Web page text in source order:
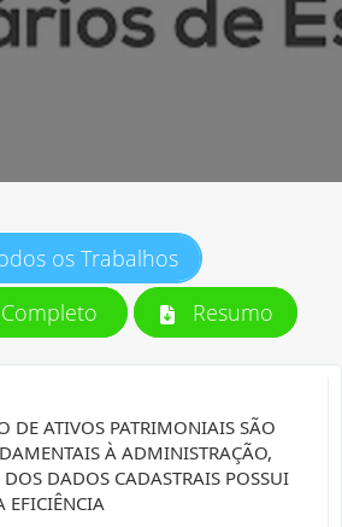
os Trabalhos
Resumo
DE ATIVOS PATRIMONIAIS SÃO
À ADMINISTRAÇÃO,
DADOS CADASTRAIS POSSUI
EFICIÊNCIA